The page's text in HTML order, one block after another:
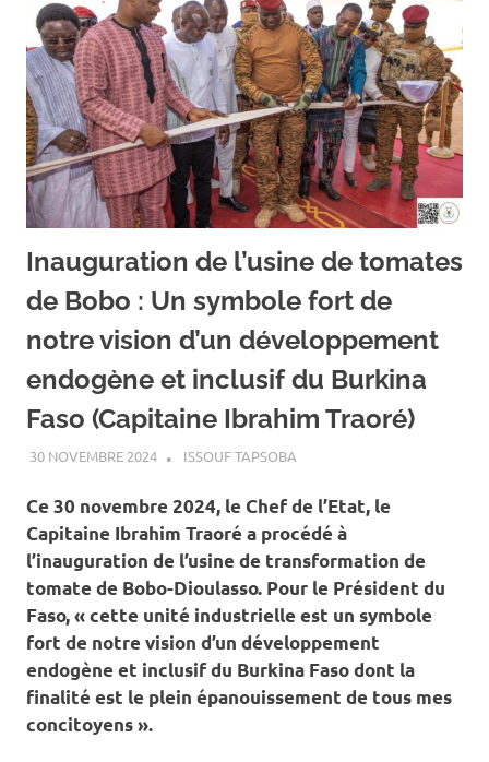
Inauguration de l’usine de tomates
de Bobo : Un symbole fort de
notre vision d’un développement
endogène et inclusif du Burkina
Faso (Capitaine Ibrahim Traoré)
30 NOVEMBRE 2024 ISSOUF TAPSOBA
Ce 30 novembre 2024, le Chef de l’Etat, le
Capitaine Ibrahim Traoré a procédé à
l’inauguration de l’usine de transformation de
tomate de Bobo-Dioulasso. Pour le Président du
Faso, « cette unité industrielle est un symbole
fort de notre vision d’un développement
endogène et inclusif du Burkina Faso dont la
finalité est le plein épanouissement de tous mes
concitoyens ».